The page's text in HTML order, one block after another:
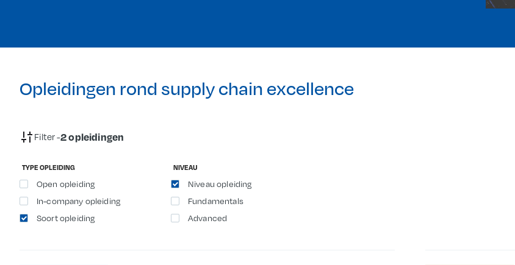
Opleidingen rond supply chain excellence
Filter -2 opleidingen
TYPE OPLEIDING
Soort opleiding
In-company opleiding
Open opleiding
NIVEAU
Niveau opleiding
Fundamentals
Advanced